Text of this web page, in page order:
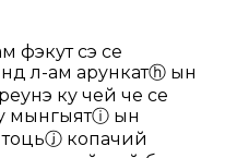
фэкут сэ се
л-ам арункатⓗ ын
ку чей че се
мынгыятⓘ ын
ⓙ копачий